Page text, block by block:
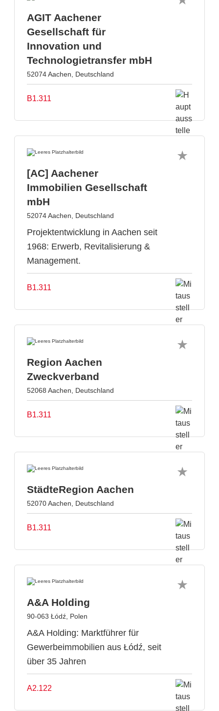
AGIT Aachener
Gesellschaft für
Innovation und
Technologietransfer mbH
52074 Aachen, Deutschland
B1.311
[AC] Aachener
Immobilien Gesellschaft
mbH
52074 Aachen, Deutschland
Projektentwicklung in Aachen seit
1968: Erwerb, Revitalisierung &
Management.
B1.311
Region Aachen
Zweckverband
52068 Aachen, Deutschland
B1.311
StädteRegion Aachen
52070 Aachen, Deutschland
B1.311
A&A Holding
90-063 Łódź, Polen
A&A Holding: Marktführer für
Gewerbeimmobilien aus Łódź, seit
über 35 Jahren
A2.122